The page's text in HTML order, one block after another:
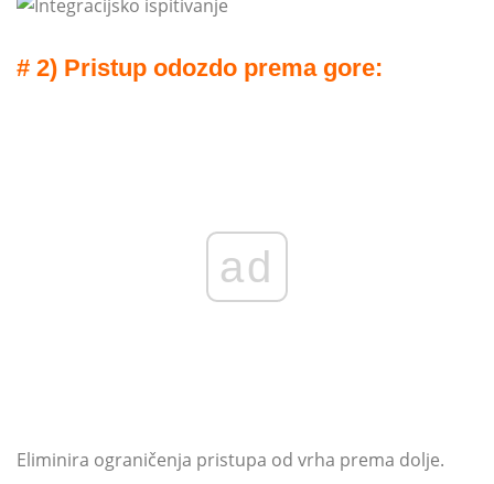
# 2) Pristup odozdo prema gore:
ad
Eliminira ograničenja pristupa od vrha prema dolje.